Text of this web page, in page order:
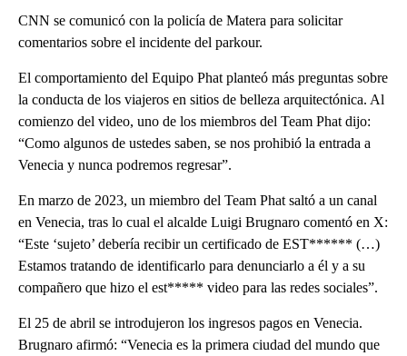
CNN se comunicó con la policía de Matera para solicitar
comentarios sobre el incidente del parkour.
El comportamiento del Equipo Phat planteó más preguntas sobre
la conducta de los viajeros en sitios de belleza arquitectónica. Al
comienzo del video, uno de los miembros del Team Phat dijo:
“Como algunos de ustedes saben, se nos prohibió la entrada a
Venecia y nunca podremos regresar”.
En marzo de 2023, un miembro del Team Phat saltó a un canal
en Venecia, tras lo cual el alcalde Luigi Brugnaro comentó en X:
“Este ‘sujeto’ debería recibir un certificado de EST****** (…)
Estamos tratando de identificarlo para denunciarlo a él y a su
compañero que hizo el est***** video para las redes sociales”.
El 25 de abril se introdujeron los ingresos pagos en Venecia.
Brugnaro afirmó: “Venecia es la primera ciudad del mundo que